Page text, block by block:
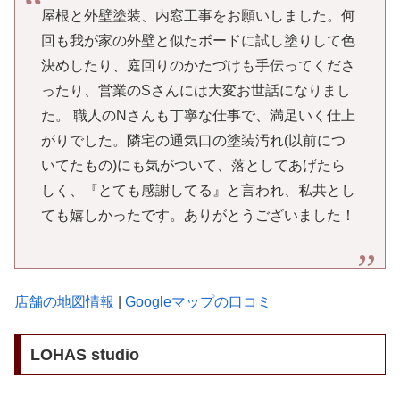
屋根と外壁塗装、内窓工事をお願いしました。何
回も我が家の外壁と似たボードに試し塗りして色
決めしたり、庭回りのかたづけも手伝ってくださ
ったり、営業のSさんには大変お世話になりまし
た。 職人のNさんも丁寧な仕事で、満足いく仕上
がりでした。隣宅の通気口の塗装汚れ(以前につ
いてたもの)にも気がついて、落としてあげたら
しく、『とても感謝してる』と言われ、私共とし
ても嬉しかったです。ありがとうございました！
店舗の地図情報 Googleマップの口コミ
LOHAS studio